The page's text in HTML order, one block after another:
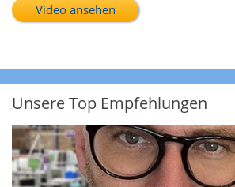
Video ansehen
Unsere Top Empfehlungen